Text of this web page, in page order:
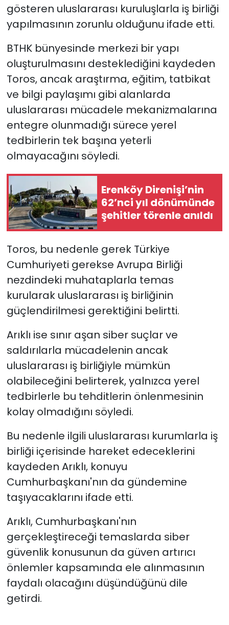
gösteren uluslararası kuruluşlarla iş birliği
yapılmasının zorunlu olduğunu ifade etti.
BTHK bünyesinde merkezi bir yapı
oluşturulmasını desteklediğini kaydeden
Toros, ancak araştırma, eğitim, tatbikat
ve bilgi paylaşımı gibi alanlarda
uluslararası mücadele mekanizmalarına
entegre olunmadığı sürece yerel
tedbirlerin tek başına yeterli
olmayacağını söyledi.
Erenköy Direnişi’nin
62’nci yıl dönümünde
şehitler törenle anıldı
Toros, bu nedenle gerek Türkiye
Cumhuriyeti gerekse Avrupa Birliği
nezdindeki muhataplarla temas
kurularak uluslararası iş birliğinin
güçlendirilmesi gerektiğini belirtti.
Arıklı ise sınır aşan siber suçlar ve
saldırılarla mücadelenin ancak
uluslararası iş birliğiyle mümkün
olabileceğini belirterek, yalnızca yerel
tedbirlerle bu tehditlerin önlenmesinin
kolay olmadığını söyledi.
Bu nedenle ilgili uluslararası kurumlarla iş
birliği içerisinde hareket edeceklerini
kaydeden Arıklı, konuyu
Cumhurbaşkanı'nın da gündemine
taşıyacaklarını ifade etti.
Arıklı, Cumhurbaşkanı'nın
gerçekleştireceği temaslarda siber
güvenlik konusunun da güven artırıcı
önlemler kapsamında ele alınmasının
faydalı olacağını düşündüğünü dile
getirdi.